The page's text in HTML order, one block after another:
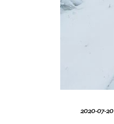
2020-07-20